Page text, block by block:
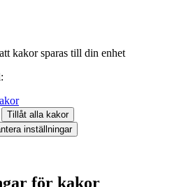
kakor sparas till din enhet
Tillåt alla kakor
inställningar
för kakor